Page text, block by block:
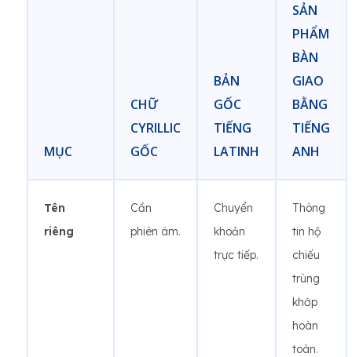
MỤC
CHỮ
CYRILLIC
GỐC
BẢN
GỐC
TIẾNG
LATINH
SẢN
PHẨM
BÀN
GIAO
BẰNG
TIẾNG
ANH
Tên
riêng
Cần
phiên âm.
Chuyển
khoản
trực tiếp.
Thông
tin hộ
chiếu
trùng
khớp
hoàn
toàn.